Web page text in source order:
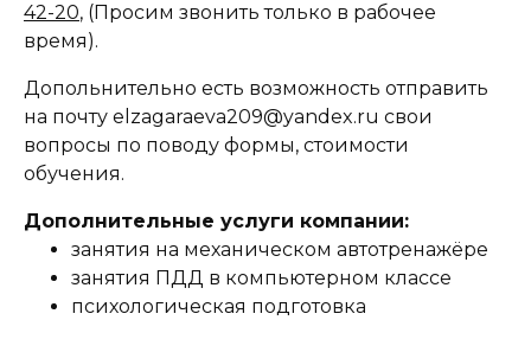
42-20, (Просим звонить только в рабочее
время).
Допольнительно есть возможность отправить
на почту elzagaraeva209@yandex.ru свои
вопросы по поводу формы, стоимости
обучения.
Дополнительные услуги компании:
занятия на механическом автотренажёре
занятия ПДД в компьютерном классе
психологическая подготовка